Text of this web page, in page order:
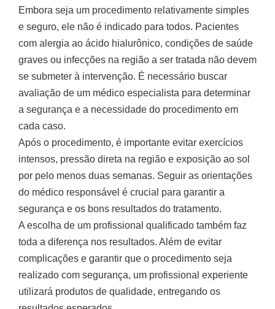
Embora seja um procedimento relativamente simples
e seguro, ele não é indicado para todos. Pacientes
com alergia ao ácido hialurônico, condições de saúde
graves ou infecções na região a ser tratada não devem
se submeter à intervenção. É necessário buscar
avaliação de um médico especialista para determinar
a segurança e a necessidade do procedimento em
cada caso.
Após o procedimento, é importante evitar exercícios
intensos, pressão direta na região e exposição ao sol
por pelo menos duas semanas. Seguir as orientações
do médico responsável é crucial para garantir a
segurança e os bons resultados do tratamento.
A escolha de um profissional qualificado também faz
toda a diferença nos resultados. Além de evitar
complicações e garantir que o procedimento seja
realizado com segurança, um profissional experiente
utilizará produtos de qualidade, entregando os